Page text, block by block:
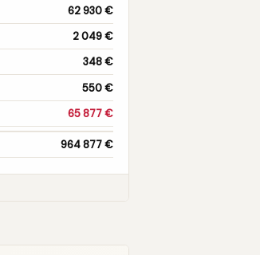
62 930 €
2 049 €
348 €
550 €
65 877 €
964 877 €